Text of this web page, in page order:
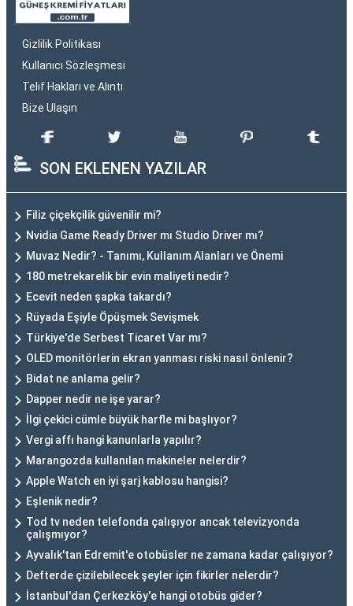
Gizlilik Politikası
Kullanıcı Sözleşmesi
Telif Hakları ve Alıntı
Bize Ulaşın
SON EKLENEN YAZILAR
Filiz çiçekçilik güvenilir mi?
Nvidia Game Ready Driver mı Studio Driver mı?
Muvaz Nedir? - Tanımı, Kullanım Alanları ve Önemi
180 metrekarelik bir evin maliyeti nedir?
Ecevit neden şapka takardı?
Rüyada Eşiyle Öpüşmek Sevişmek
Türkiye'de Serbest Ticaret Var mı?
OLED monitörlerin ekran yanması riski nasıl önlenir?
Bidat ne anlama gelir?
Dapper nedir ne işe yarar?
İlgi çekici cümle büyük harfle mi başlıyor?
Vergi affı hangi kanunlarla yapılır?
Marangozda kullanılan makineler nelerdir?
Apple Watch en iyi şarj kablosu hangisi?
Eşlenik nedir?
Tod tv neden telefonda çalışıyor ancak televizyonda
çalışmıyor?
Ayvalık'tan Edremit'e otobüsler ne zamana kadar çalışıyor?
Defterde çizilebilecek şeyler için fikirler nelerdir?
İstanbul'dan Çerkezköy'e hangi otobüs gider?